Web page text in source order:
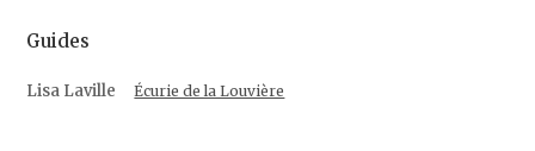
Guides
Lisa Laville Écurie de la Louvière